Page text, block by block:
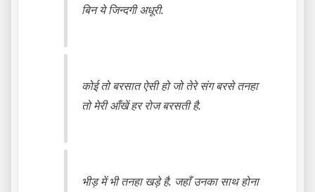
बिन ये जिन्दगी अधूरी.
कोई तो बरसात ऐसी हो जो तेरे संग बरसे तनहा
तो मेरी आँखें हर रोज बरसती है.
भीड़ में भी तनहा खड़े है. जहाँ उनका साथ होना